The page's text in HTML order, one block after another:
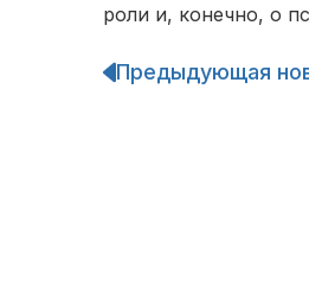
роли и, конечно, о
Навигация
Предыдующая